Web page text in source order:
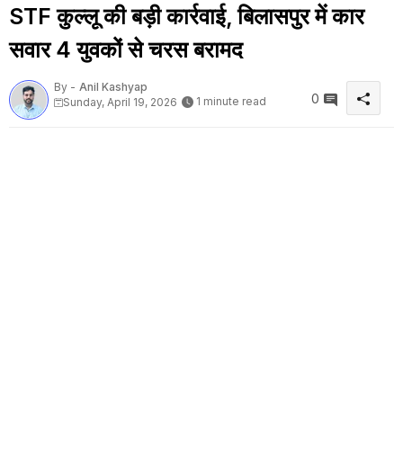
STF कुल्लू की बड़ी कार्रवाई, बिलासपुर में कार
सवार 4 युवकों से चरस बरामद
By - Anil Kashyap
Sunday, April 19, 2026
1 minute read 0